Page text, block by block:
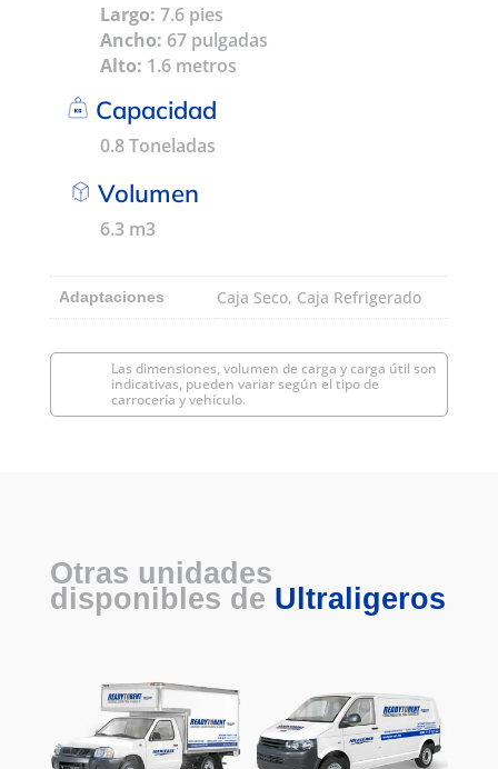
Largo: 7.6 pies
Ancho: 67 pulgadas
Alto: 1.6 metros
Capacidad
0.8 Toneladas
Volumen
6.3 m3
Adaptaciones Caja Seco, Caja Refrigerado
Las dimensiones, volumen de carga y carga útil son
indicativas, pueden variar según el tipo de
carrocería y vehículo.
Otras unidades
disponibles de Ultraligeros